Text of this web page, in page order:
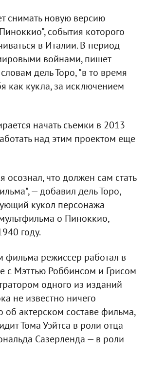
снимать новую версию
события которого
в Италии. В период
войнами, пишет
дель Торо, "в то время
как кукла, за исключением
начать съемки в 2013
над этим проектом еще
осознал, что должен сам стать
— добавил дель Торо,
кукол персонажа
о Пиноккио,
году.
фильма режиссер работал в
с Мэттью Роббинсом и Грисом
одного из изданий
не известно ничего
об актерском составе фильма,
Тома Уэйтса в роли отца
Сазерленда — в роли